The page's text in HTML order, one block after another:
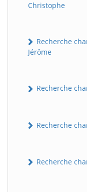
Christophe
Recherche
Jérôme
Recherche
Recherche
Recherche